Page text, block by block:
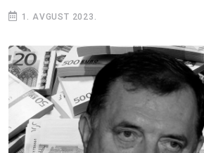
1. AVGUST 2023.